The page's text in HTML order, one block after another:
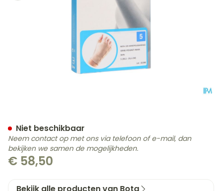
€ 58,50
Niet beschikbaar
Neem contact op met ons via telefoon of e-mail, dan
bekijken we samen de mogelijkheden.